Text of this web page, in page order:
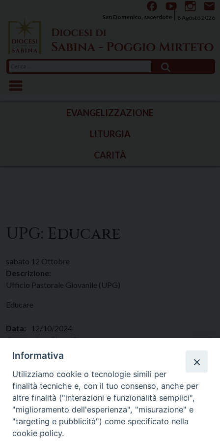
content
8 Agosto 2026
San Domenico, sacerdote
per:
EVANGELIZZAZIONE
LITURGIA
CARITÀ
UPG: Educare
sabato 12 Ottobre
Descrizione:
Ufficio Pastorale Giovanile (UPG)
Educare
Data:
12/10/2024
Categorie: Giovani
Regione: Lazio
Informativa
Utilizziamo cookie o tecnologie simili per
finalità tecniche e, con il tuo consenso, anche per
altre finalità ("interazioni e funzionalità semplici",
"miglioramento dell'esperienza", "misurazione" e
"targeting e pubblicità") come specificato nella
cookie policy.